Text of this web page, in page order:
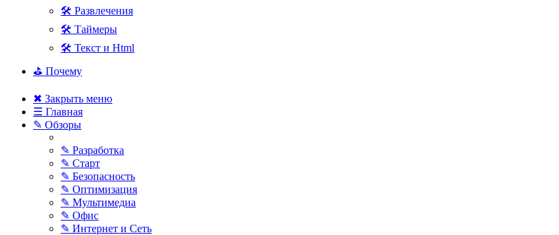
🛠 Развлечения
🛠 Таймеры
🛠 Текст и Html
⛳ Почему
✖ Закрыть меню
☰ Главная
✎ Обзоры
✎ Разработка
✎ Старт
✎ Безопасность
✎ Оптимизация
✎ Мультимедиа
✎ Офис
✎ Интернет и Сеть